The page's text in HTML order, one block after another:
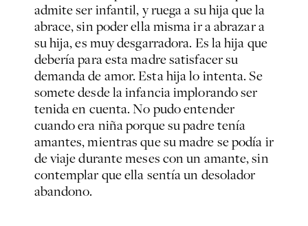
admite ser infantil, y ruega a su hija que la
abrace, sin poder ella misma ir a abrazar a
su hija, es muy desgarradora. Es la hija que
debería para esta madre satisfacer su
demanda de amor. Esta hija lo intenta. Se
somete desde la infancia implorando ser
tenida en cuenta. No pudo entender
cuando era niña porque su padre tenía
amantes, mientras que su madre se podía ir
de viaje durante meses con un amante, sin
contemplar que ella sentía un desolador
abandono.